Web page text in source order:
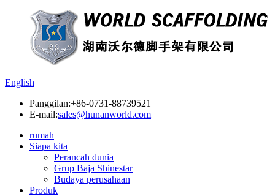
English
Panggilan:+86-0731-88739521
E-mail:sales@hunanworld.com
rumah
Siapa kita
Perancah dunia
Grup Baja Shinestar
Budaya perusahaan
Produk